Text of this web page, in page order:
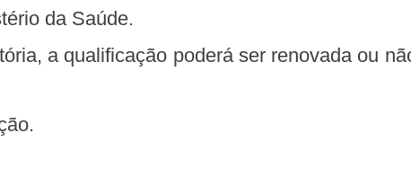
da Saúde.